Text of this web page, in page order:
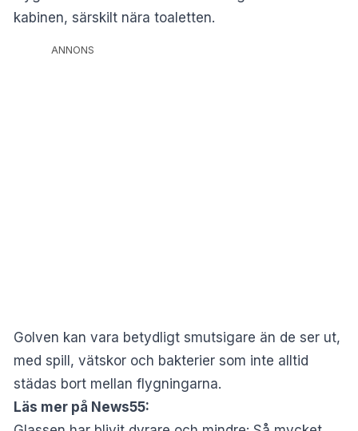
kabinen, särskilt nära toaletten.
ANNONS
Golven kan vara betydligt smutsigare än de ser ut,
med spill, vätskor och bakterier som inte alltid
städas bort mellan flygningarna.
Läs mer på News55: